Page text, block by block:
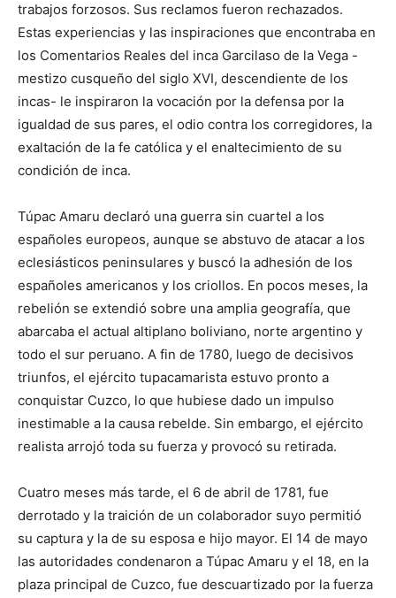
trabajos forzosos. Sus reclamos fueron rechazados.
Estas experiencias y las inspiraciones que encontraba en
los Comentarios Reales del inca Garcilaso de la Vega -
mestizo cusqueño del siglo XVI, descendiente de los
incas- le inspiraron la vocación por la defensa por la
igualdad de sus pares, el odio contra los corregidores, la
exaltación de la fe católica y el enaltecimiento de su
condición de inca.
Túpac Amaru declaró una guerra sin cuartel a los
españoles europeos, aunque se abstuvo de atacar a los
eclesiásticos peninsulares y buscó la adhesión de los
españoles americanos y los criollos. En pocos meses, la
rebelión se extendió sobre una amplia geografía, que
abarcaba el actual altiplano boliviano, norte argentino y
todo el sur peruano. A fin de 1780, luego de decisivos
triunfos, el ejército tupacamarista estuvo pronto a
conquistar Cuzco, lo que hubiese dado un impulso
inestimable a la causa rebelde. Sin embargo, el ejército
realista arrojó toda su fuerza y provocó su retirada.
Cuatro meses más tarde, el 6 de abril de 1781, fue
derrotado y la traición de un colaborador suyo permitió
su captura y la de su esposa e hijo mayor. El 14 de mayo
las autoridades condenaron a Túpac Amaru y el 18, en la
plaza principal de Cuzco, fue descuartizado por la fuerza